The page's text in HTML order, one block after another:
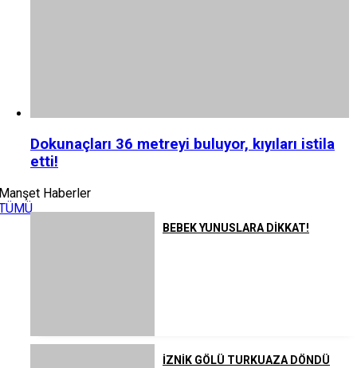
Dokunaçları 36 metreyi buluyor, kıyıları istila
etti!
Haberler
BEBEK YUNUSLARA DİKKAT!
İZNİK GÖLÜ TURKUAZA DÖNDÜ